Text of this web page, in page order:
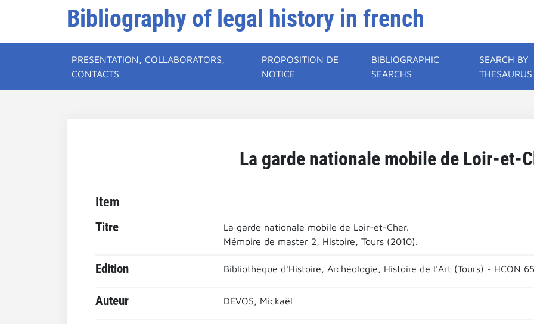
Bibliography of legal history in french
PRESENTATION, COLLABORATORS,
CONTACTS
PROPOSITION DE
NOTICE
BIBLIOGRAPHIC
SEARCHS
SEARCH BY
THESAURUS
La garde nationale mobile de Loir-et-
Item
Titre
La garde nationale mobile de Loir-et-Cher.
Mémoire de master 2, Histoire, Tours (2010).
Edition Bibliothèque d'Histoire, Archéologie, Histoire de l'Art (Tours) - HCON
Auteur DEVOS, Mickaël